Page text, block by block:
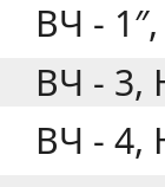
ВЧ -
ВЧ - 3,
ВЧ - 4,